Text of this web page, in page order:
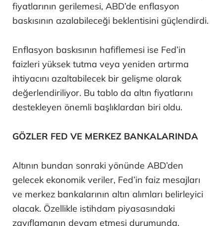
fiyatlarının gerilemesi, ABD’de enflasyon
baskısının azalabileceği beklentisini güçlendirdi.
Enflasyon baskısının hafiflemesi ise Fed’in
faizleri yüksek tutma veya yeniden artırma
ihtiyacını azaltabilecek bir gelişme olarak
değerlendiriliyor. Bu tablo da altın fiyatlarını
destekleyen önemli başlıklardan biri oldu.
GÖZLER FED VE MERKEZ BANKALARINDA
Altının bundan sonraki yönünde ABD’den
gelecek ekonomik veriler, Fed’in faiz mesajları
ve merkez bankalarının altın alımları belirleyici
olacak. Özellikle istihdam piyasasındaki
zayıflamanın devam etmesi durumunda,